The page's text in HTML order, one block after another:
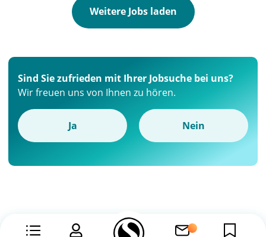
Weitere Jobs laden
Sind Sie zufrieden mit Ihrer Jobsuche bei uns?
Wir freuen uns von Ihnen zu hören.
Ja Nein